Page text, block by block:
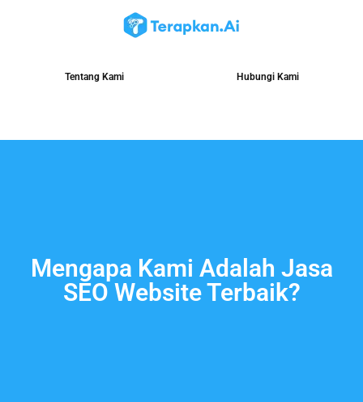
Tentang Kami Hubungi Kami
Mengapa Kami Adalah Jasa
SEO Website Terbaik?